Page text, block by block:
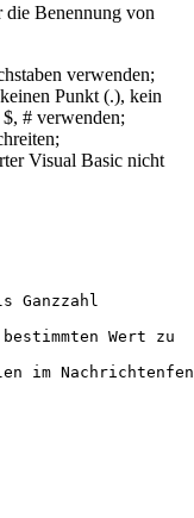
Benennung von
verwenden;
Punkt (.), kein
# verwenden;
Visual Basic nicht
Ganzzahl
Wert zu
im